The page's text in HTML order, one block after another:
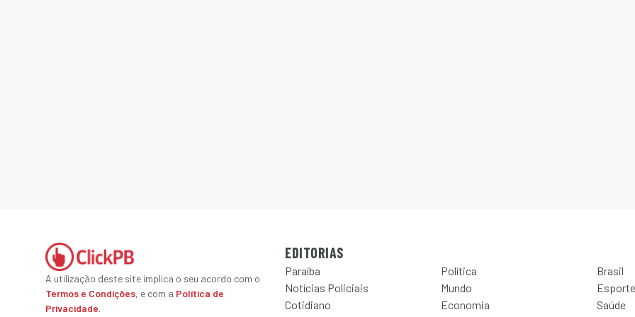
A utilização deste site implica o seu acordo com o
Termos e Condições, e com a Política de
Privacidade.
EDITORIAS
Paraíba Política
Brasil
Notícias Policiais
Mundo
Esporte
Cotidiano
Economia
Saúde